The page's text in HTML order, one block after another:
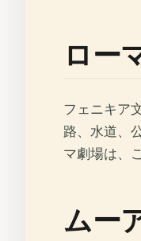
ロー
フェニキア
路、水道、
マ劇場は、
ムー